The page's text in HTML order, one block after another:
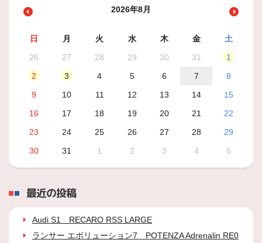
2026年8月
日 月 火 水 木 金
土
26
27 28 29 30 31
1
2
3 4 5 6 7
8
9
10 11 12 13 14
15
16
17 18 19 20 21
22
23
24 25 26 27 28
29
30
31 1 2 3 4 5
最近の投稿
Audi S1 RECARO RSS LARGE
ランサー エボリューション7 POTENZA Adrenalin RE0